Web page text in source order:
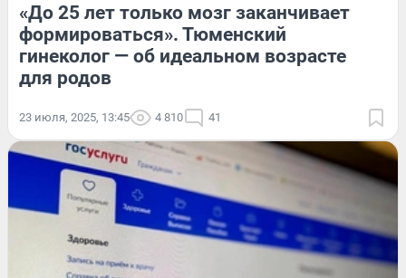
«До 25 лет только мозг заканчивает
формироваться». Тюменский
гинеколог — об идеальном возрасте
для родов
23 июля, 2025, 13:45 4 810 41